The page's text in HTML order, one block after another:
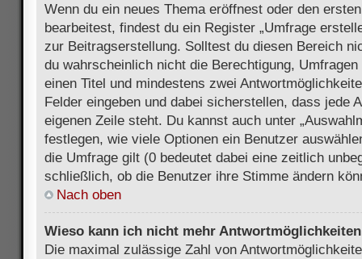
Wenn du ein neues Thema eröffnest oder den
bearbeitest, findest du ein Register „Umfrage
zur Beitragserstellung. Solltest du diesen Bereich
du wahrscheinlich nicht die Berechtigung,
einen Titel und mindestens zwei
Felder eingeben und dabei sicherstellen, dass jede
eigenen Zeile steht. Du kannst auch unter
festlegen, wie viele Optionen ein Benutzer
die Umfrage gilt (0 bedeutet dabei eine zeitlich
schließlich, ob die Benutzer ihre Stimme ändern
Nach oben
Wieso kann ich nicht mehr
Die maximal zulässige Zahl von